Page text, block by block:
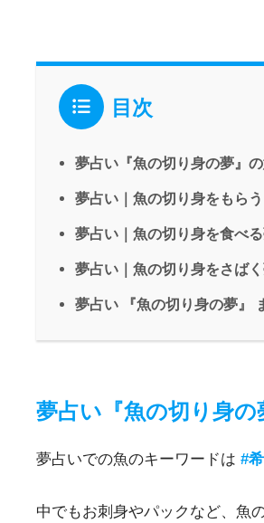
目次
夢占い『魚の切り身の夢』
夢占い｜魚の切り身をもら
夢占い｜魚の切り身を食べ
夢占い｜魚の切り身をさば
夢占い 『魚の切り身の夢』
夢占い『魚の切り身の
夢占いでの魚のキーワードは #
中でもお刺身やパックなど、魚